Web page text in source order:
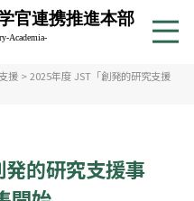
官連携推進本部
Academia-
的研究支援事
援 >2025年度 JST「創発的研究支援